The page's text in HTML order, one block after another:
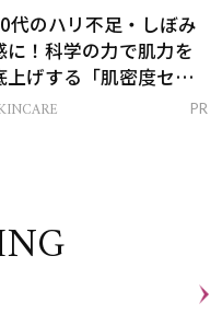
代のハリ不足・しぼみ
に！科学の力で肌力を
上げする「肌密度セラ
」
PR